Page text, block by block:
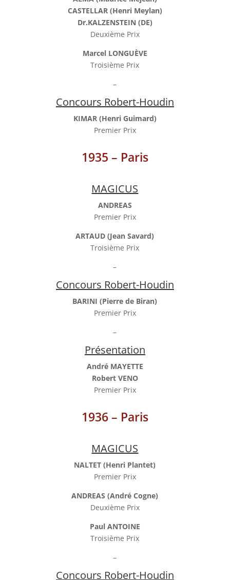
CASTELLAR (Henri Meylan)
Dr.KALZENSTEIN (DE)
Deuxième Prix
Marcel LONGUÈVE
Troisième Prix
–
Concours Robert-Houdin
KIMAR (Henri Guimard)
Premier Prix
1935 – Paris
MAGICUS
ANDREAS
Premier Prix
ARTAUD (Jean Savard)
Troisième Prix
–
Concours Robert-Houdin
BARINI (Pierre de Biran)
Premier Prix
–
Présentation
André MAYETTE
Robert VENO
Premier Prix
1936 – Paris
MAGICUS
NALTET (Henri Plantet)
Premier Prix
ANDREAS (André Cogne)
Deuxième Prix
Paul ANTOINE
Troisième Prix
–
Concours Robert-Houdin